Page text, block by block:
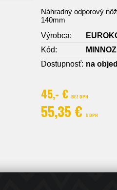
Náhradný odporový
140mm
Výrobca:
Kód:
Dostupnosť: na
45,- € BEZ DPH
55,35 € S DPH